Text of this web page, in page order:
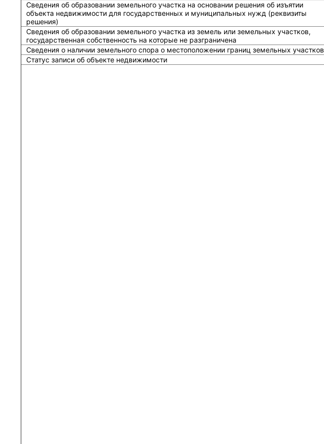
Сведения об образовании земельного участка на основании решения об изъятии
объекта недвижимости для государственных и муниципальных нужд (реквизиты
решения)
Сведения об образовании земельного участка из земель или земельных участков,
государственная собственность на которые не разграничена
Сведения о наличии земельного спора о местоположении границ земельных участков
Статус записи об объекте недвижимости